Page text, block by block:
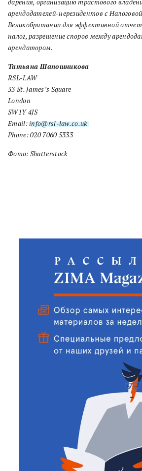
дарения, организацию трастового
арендодателей-нерезидентов с
Великобритании для эффективной
налог, разрешение споров между
арендатором.
Татьяна Шапошникова
RSL-LAW
33 St. James’s Square
London
SW1Y 4JS
Email:info@rsl-law.co.uk
Phone: 020 7060 5333
Фото: Shutterstock